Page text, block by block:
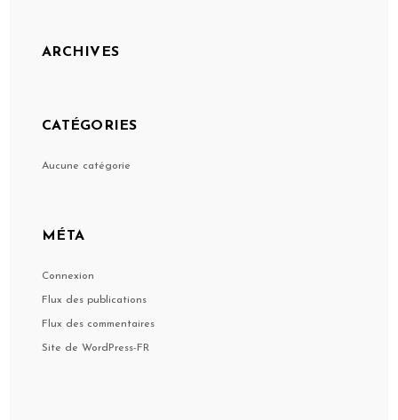
ARCHIVES
CATÉGORIES
Aucune catégorie
MÉTA
Connexion
Flux des publications
Flux des commentaires
Site de WordPress-FR